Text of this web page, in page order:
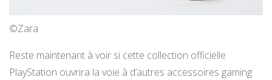
©Zara
Reste maintenant à voir si cette collection officielle
PlayStation ouvrira la voie à d’autres accessoires gaming